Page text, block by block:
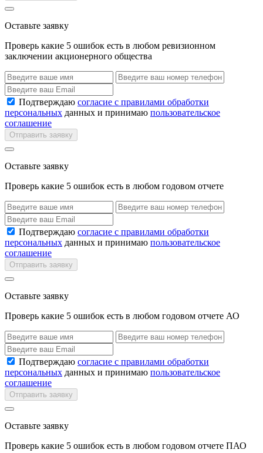
Оставьте заявку
Проверь какие 5 ошибок есть в любом ревизионном
заключении акционерного общества
Подтверждаю согласие с правилами обработки
персональных данных и принимаю пользовательское
соглашение
Отправить заявку
Оставьте заявку
Проверь какие 5 ошибок есть в любом годовом отчете
Подтверждаю согласие с правилами обработки
персональных данных и принимаю пользовательское
соглашение
Отправить заявку
Оставьте заявку
Проверь какие 5 ошибок есть в любом годовом отчете АО
Подтверждаю согласие с правилами обработки
персональных данных и принимаю пользовательское
соглашение
Отправить заявку
Оставьте заявку
Проверь какие 5 ошибок есть в любом годовом отчете ПАО